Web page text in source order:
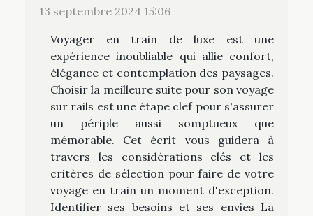
13 septembre 2024 15:06
Voyager en train de luxe est une
expérience inoubliable qui allie confort,
élégance et contemplation des paysages.
Choisir la meilleure suite pour son voyage
sur rails est une étape clef pour s'assurer
un périple aussi somptueux que
mémorable. Cet écrit vous guidera à
travers les considérations clés et les
critères de sélection pour faire de votre
voyage en train un moment d'exception.
Identifier ses besoins et ses envies La